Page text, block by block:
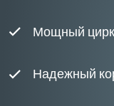
Мощный
Надежный